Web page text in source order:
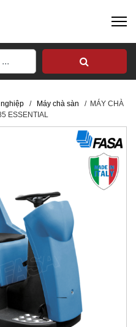
nghiệp / Máy chà sàn / MÁY CHÀ
ESSENTIAL